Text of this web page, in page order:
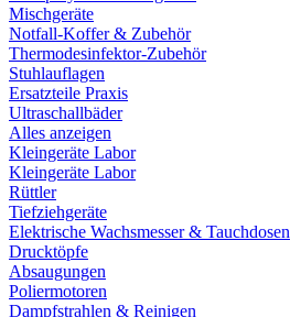
Mischgeräte
Notfall-Koffer & Zubehör
Thermodesinfektor-Zubehör
Stuhlauflagen
Ersatzteile Praxis
Ultraschallbäder
Alles anzeigen
Kleingeräte Labor
Kleingeräte Labor
Rüttler
Tiefziehgeräte
Elektrische Wachsmesser & Tauchdosen
Drucktöpfe
Absaugungen
Poliermotoren
Dampfstrahlen & Reinigen